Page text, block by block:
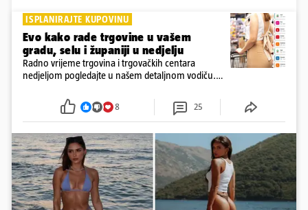
ISPLANIRAJTE KUPOVINU
Evo kako rade trgovine u vašem
gradu, selu i županiji u nedjelju
Radno vrijeme trgovina i trgovačkih centara
nedjeljom pogledajte u našem detaljnom vodiču.
i šoping centri sami biraju koje će to nedjelje biti
8 25